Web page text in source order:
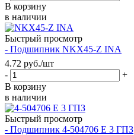
В корзину
в наличии
Быстрый просмотр
- Подшипник NKX45-Z INA
4.72 руб./шт
-
+
В корзину
в наличии
Быстрый просмотр
- Подшипник 4-504706 Е 3 ГПЗ